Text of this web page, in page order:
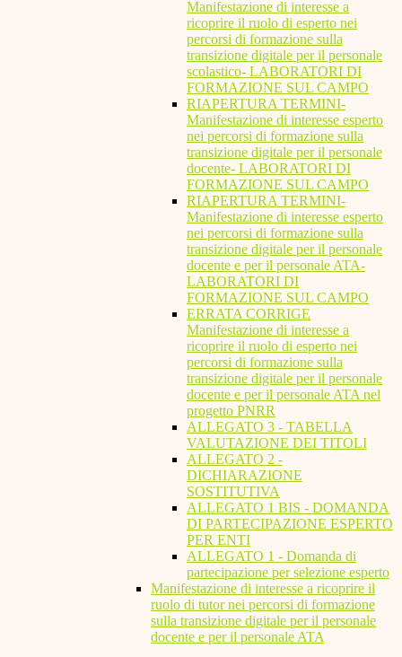
Manifestazione di interesse a
ricoprire il ruolo di esperto nei
percorsi di formazione sulla
transizione digitale per il personale
scolastico- LABORATORI DI
FORMAZIONE SUL CAMPO
RIAPERTURA TERMINI-
Manifestazione di interesse esperto
nei percorsi di formazione sulla
transizione digitale per il personale
docente- LABORATORI DI
FORMAZIONE SUL CAMPO
RIAPERTURA TERMINI-
Manifestazione di interesse esperto
nei percorsi di formazione sulla
transizione digitale per il personale
docente e per il personale ATA-
LABORATORI DI
FORMAZIONE SUL CAMPO
ERRATA CORRIGE
Manifestazione di interesse a
ricoprire il ruolo di esperto nei
percorsi di formazione sulla
transizione digitale per il personale
docente e per il personale ATA nel
progetto PNRR
ALLEGATO 3 - TABELLA
VALUTAZIONE DEI TITOLI
ALLEGATO 2 -
DICHIARAZIONE
SOSTITUTIVA
ALLEGATO 1 BIS - DOMANDA
DI PARTECIPAZIONE ESPERTO
PER ENTI
ALLEGATO 1 - Domanda di
partecipazione per selezione esperto
Manifestazione di interesse a ricoprire il
ruolo di tutor nei percorsi di formazione
sulla transizione digitale per il personale
docente e per il personale ATA